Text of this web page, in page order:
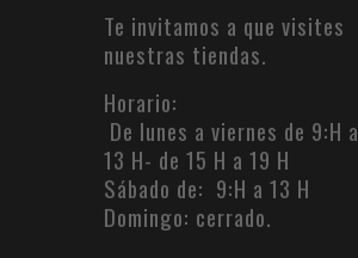
Te invitamos a que visites
nuestras tiendas.
Horario:
De lunes a viernes de 9:H a
13 H- de 15 H a 19 H
Sábado de: 9:H a 13 H
Domingo: cerrado.